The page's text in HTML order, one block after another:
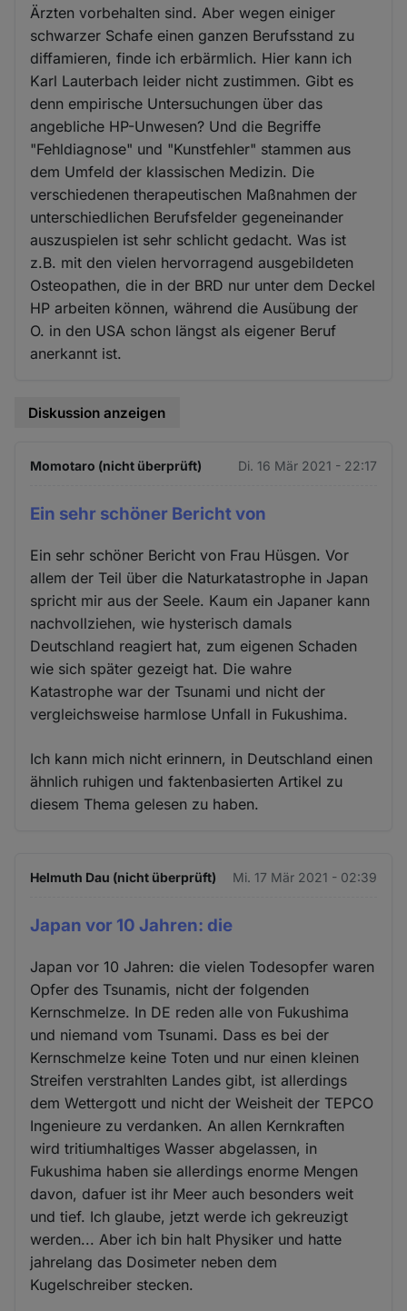
Ärzten vorbehalten sind. Aber wegen einiger
schwarzer Schafe einen ganzen Berufsstand zu
diffamieren, finde ich erbärmlich. Hier kann ich
Karl Lauterbach leider nicht zustimmen. Gibt es
denn empirische Untersuchungen über das
angebliche HP-Unwesen? Und die Begriffe
"Fehldiagnose" und "Kunstfehler" stammen aus
dem Umfeld der klassischen Medizin. Die
verschiedenen therapeutischen Maßnahmen der
unterschiedlichen Berufsfelder gegeneinander
auszuspielen ist sehr schlicht gedacht. Was ist
z.B. mit den vielen hervorragend ausgebildeten
Osteopathen, die in der BRD nur unter dem Deckel
HP arbeiten können, während die Ausübung der
O. in den USA schon längst als eigener Beruf
anerkannt ist.
Diskussion anzeigen
Momotaro (nicht überprüft) Di. 16 Mär 2021 - 22:17
Ein sehr schöner Bericht von
Ein sehr schöner Bericht von Frau Hüsgen. Vor
allem der Teil über die Naturkatastrophe in Japan
spricht mir aus der Seele. Kaum ein Japaner kann
nachvollziehen, wie hysterisch damals
Deutschland reagiert hat, zum eigenen Schaden
wie sich später gezeigt hat. Die wahre
Katastrophe war der Tsunami und nicht der
vergleichsweise harmlose Unfall in Fukushima.
Ich kann mich nicht erinnern, in Deutschland einen
ähnlich ruhigen und faktenbasierten Artikel zu
diesem Thema gelesen zu haben.
Helmuth Dau (nicht überprüft) Mi. 17 Mär 2021 - 02:39
Japan vor 10 Jahren: die
Japan vor 10 Jahren: die vielen Todesopfer waren
Opfer des Tsunamis, nicht der folgenden
Kernschmelze. In DE reden alle von Fukushima
und niemand vom Tsunami. Dass es bei der
Kernschmelze keine Toten und nur einen kleinen
Streifen verstrahlten Landes gibt, ist allerdings
dem Wettergott und nicht der Weisheit der TEPCO
Ingenieure zu verdanken. An allen Kernkraften
wird tritiumhaltiges Wasser abgelassen, in
Fukushima haben sie allerdings enorme Mengen
davon, dafuer ist ihr Meer auch besonders weit
und tief. Ich glaube, jetzt werde ich gekreuzigt
werden... Aber ich bin halt Physiker und hatte
jahrelang das Dosimeter neben dem
Kugelschreiber stecken.